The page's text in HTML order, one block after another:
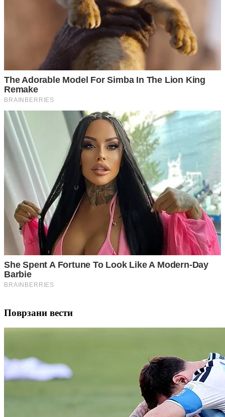
Поврзани вести